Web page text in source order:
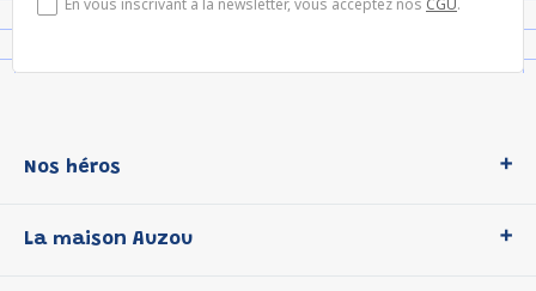
En vous inscrivant à la newsletter, vous acceptez nos CGU.
Nos héros
P'tit Loup
La maison Auzou